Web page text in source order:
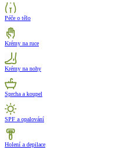
Péče o tělo
Krémy na ruce
Krémy na nohy
Sprcha a koupel
SPF a opalování
Holení a depilace